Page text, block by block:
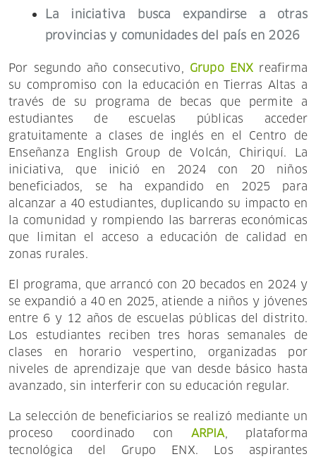
La iniciativa busca expandirse a otras
provincias y comunidades del país en 2026
Por segundo año consecutivo, Grupo ENX reafirma
su compromiso con la educación en Tierras Altas a
través de su programa de becas que permite a
estudiantes de escuelas públicas acceder
gratuitamente a clases de inglés en el Centro de
Enseñanza English Group de Volcán, Chiriquí. La
iniciativa, que inició en 2024 con 20 niños
beneficiados, se ha expandido en 2025 para
alcanzar a 40 estudiantes, duplicando su impacto en
la comunidad y rompiendo las barreras económicas
que limitan el acceso a educación de calidad en
zonas rurales.
El programa, que arrancó con 20 becados en 2024 y
se expandió a 40 en 2025, atiende a niños y jóvenes
entre 6 y 12 años de escuelas públicas del distrito.
Los estudiantes reciben tres horas semanales de
clases en horario vespertino, organizadas por
niveles de aprendizaje que van desde básico hasta
avanzado, sin interferir con su educación regular.
La selección de beneficiarios se realizó mediante un
proceso coordinado con ARPIA, plataforma
tecnológica del Grupo ENX. Los aspirantes